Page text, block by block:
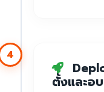
4
ตั้งและอบ